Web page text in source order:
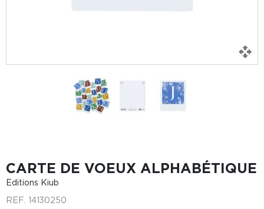
CARTE DE VOEUX ALPHABÉTIQUE
Editions Kiub
REF. 14130250